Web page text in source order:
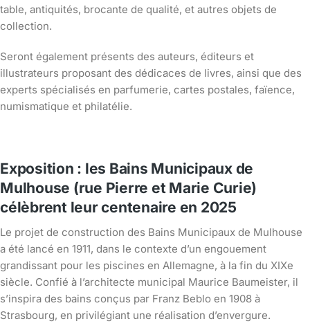
table, antiquités, brocante de qualité, et autres objets de
collection.
Seront également présents des auteurs, éditeurs et
illustrateurs proposant des dédicaces de livres, ainsi que des
experts spécialisés en parfumerie, cartes postales, faïence,
numismatique et philatélie.
Exposition : les Bains Municipaux de
Mulhouse (rue Pierre et Marie Curie)
célèbrent leur centenaire en 2025
Le projet de construction des Bains Municipaux de Mulhouse
a été lancé en 1911, dans le contexte d’un engouement
grandissant pour les piscines en Allemagne, à la fin du XIXe
siècle. Confié à l’architecte municipal Maurice Baumeister, il
s’inspira des bains conçus par Franz Beblo en 1908 à
Strasbourg, en privilégiant une réalisation d’envergure.